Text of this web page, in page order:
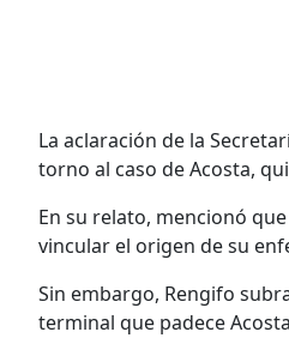
La aclaración de la
torno al caso de Acosta,
En su relato, mencionó
vincular el origen de su
Sin embargo, Rengifo
terminal que padece